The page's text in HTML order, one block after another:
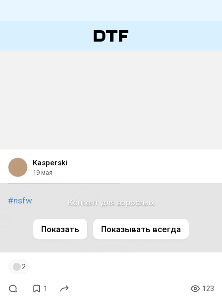
Kasperski
19 мая
#nsfw Контент для взрослых
Показать Показывать всегда
2
1 123